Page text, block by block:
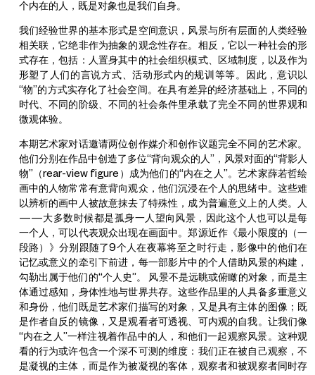
个内在的人，既是对象也是我们自身。
我们经验世界的基本形式是空间意识，风景与所有层面的人类经验
相关联，它绝非作为抽象的观念性存在。相反，它以一种社会的形
式存在，包括：人置身其中的社会组织模式、区域制度，以及作为
形塑了人们的言说方式、活动形式内的规训等等。因此，意识以
“物”的方式实存化了社会空间。在具有差异的经济基础上，不同的
时代、不同的阶级、不同的社会条件里承载了完全不同的世界观和
微观体验。
本期艺术家对话邀请两位创作媒介和创作议题完全不同的艺术家。
他们分别在作品中创造了多位“背向观众的人”，风景对面的“背影人
物”（rear-view figure）成为他们的“内在之人”。艺术家薛若哲绘
画中的人物常常有意背向观众，他们沉浸在个人的思绪中。这些难
以辨析的画中人被故意抹去了特殊性，成为普遍意义上的人类。人
——大多数时候都是孤身一人望向风景，因此这个人也可以是每
一个人，可以代表观众出现在画面中。郑源近作《最小限度的（一
段路）》分别跟随了9个人在夜幕将至之时行走，影像中的他们在
记忆或意义的牵引下前进，每一部影片中的个人借助风景的构建，
勾勒出属于他们的“个人史”。 风景不是远眺或俯瞰的对象，而是主
体通过感知，身体性地与世界共存。这些作品里的人具备多重意义
和身份，他们既是艺术家们描写的对象，又是具有主体的图像；既
是作者自反的镜像，又是观看者可透视、可内观的自我。让我们像
“内在之人”一样注视着作品中的人，和他们一起观察风景。这种观
看的行为或许包含一个深不可测的维度：我们正在被自己观察，不
是凝视的主体，而是作为被凝视的客体，观察者和被观察者同时存